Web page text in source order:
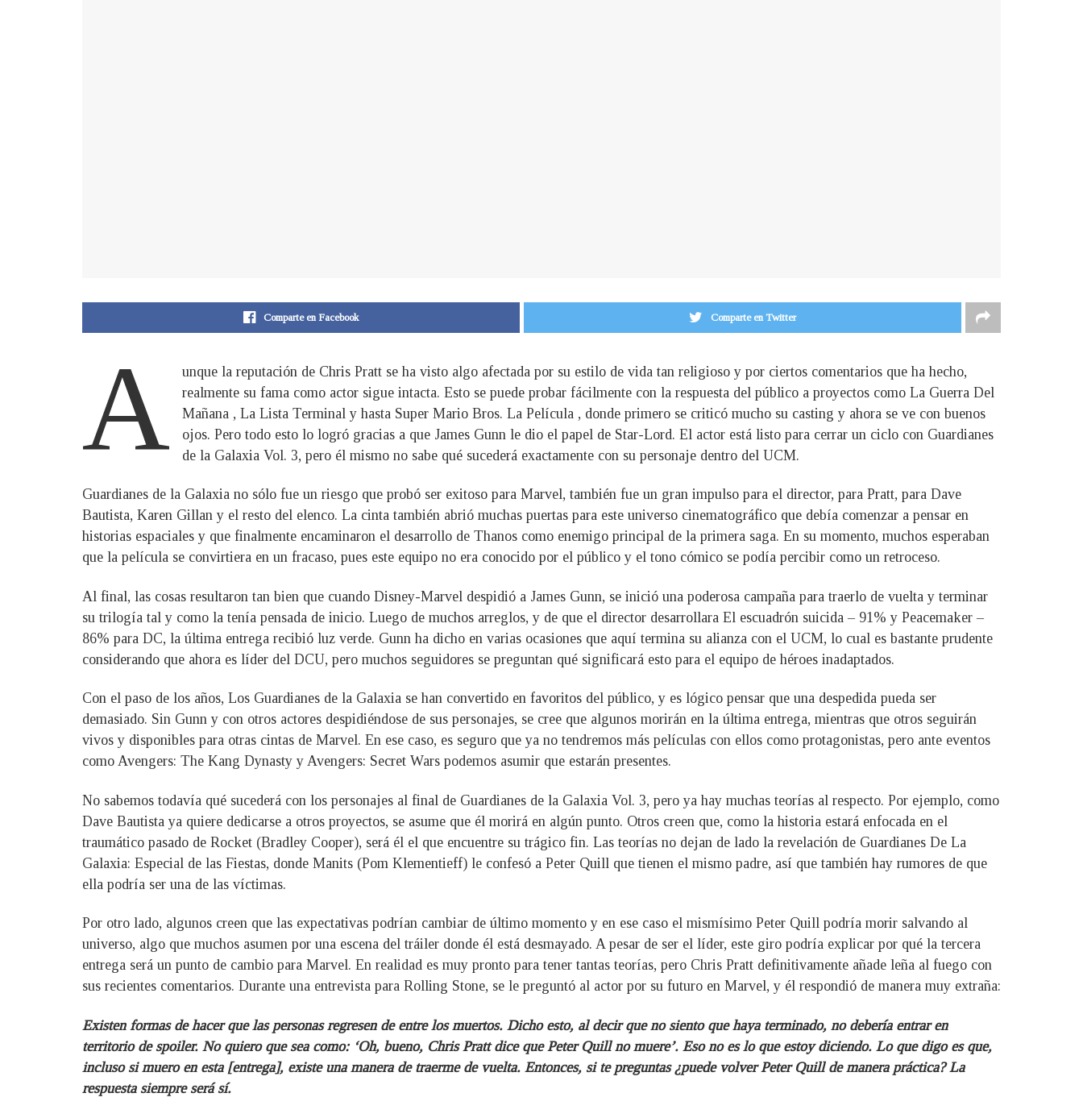
Comparte en Facebook Comparte en Twitter
A
unque la reputación de Chris Pratt se ha visto algo afectada por su estilo de vida tan religioso y por ciertos comentarios que ha hecho,
realmente su fama como actor sigue intacta. Esto se puede probar fácilmente con la respuesta del público a proyectos como La Guerra Del
Mañana , La Lista Terminal y hasta Super Mario Bros. La Película , donde primero se criticó mucho su casting y ahora se ve con buenos
ojos. Pero todo esto lo logró gracias a que James Gunn le dio el papel de Star-Lord. El actor está listo para cerrar un ciclo con Guardianes
de la Galaxia Vol. 3, pero él mismo no sabe qué sucederá exactamente con su personaje dentro del UCM.
Guardianes de la Galaxia no sólo fue un riesgo que probó ser exitoso para Marvel, también fue un gran impulso para el director, para Pratt, para Dave
Bautista, Karen Gillan y el resto del elenco. La cinta también abrió muchas puertas para este universo cinematográfico que debía comenzar a pensar en
historias espaciales y que finalmente encaminaron el desarrollo de Thanos como enemigo principal de la primera saga. En su momento, muchos esperaban
que la película se convirtiera en un fracaso, pues este equipo no era conocido por el público y el tono cómico se podía percibir como un retroceso.
Al final, las cosas resultaron tan bien que cuando Disney-Marvel despidió a James Gunn, se inició una poderosa campaña para traerlo de vuelta y terminar
su trilogía tal y como la tenía pensada de inicio. Luego de muchos arreglos, y de que el director desarrollara El escuadrón suicida – 91% y Peacemaker –
86% para DC, la última entrega recibió luz verde. Gunn ha dicho en varias ocasiones que aquí termina su alianza con el UCM, lo cual es bastante prudente
considerando que ahora es líder del DCU, pero muchos seguidores se preguntan qué significará esto para el equipo de héroes inadaptados.
Con el paso de los años, Los Guardianes de la Galaxia se han convertido en favoritos del público, y es lógico pensar que una despedida pueda ser
demasiado. Sin Gunn y con otros actores despidiéndose de sus personajes, se cree que algunos morirán en la última entrega, mientras que otros seguirán
vivos y disponibles para otras cintas de Marvel. En ese caso, es seguro que ya no tendremos más películas con ellos como protagonistas, pero ante eventos
como Avengers: The Kang Dynasty y Avengers: Secret Wars podemos asumir que estarán presentes.
No sabemos todavía qué sucederá con los personajes al final de Guardianes de la Galaxia Vol. 3, pero ya hay muchas teorías al respecto. Por ejemplo, como
Dave Bautista ya quiere dedicarse a otros proyectos, se asume que él morirá en algún punto. Otros creen que, como la historia estará enfocada en el
traumático pasado de Rocket (Bradley Cooper), será él el que encuentre su trágico fin. Las teorías no dejan de lado la revelación de Guardianes De La
Galaxia: Especial de las Fiestas, donde Manits (Pom Klementieff) le confesó a Peter Quill que tienen el mismo padre, así que también hay rumores de que
ella podría ser una de las víctimas.
Por otro lado, algunos creen que las expectativas podrían cambiar de último momento y en ese caso el mismísimo Peter Quill podría morir salvando al
universo, algo que muchos asumen por una escena del tráiler donde él está desmayado. A pesar de ser el líder, este giro podría explicar por qué la tercera
entrega será un punto de cambio para Marvel. En realidad es muy pronto para tener tantas teorías, pero Chris Pratt definitivamente añade leña al fuego con
sus recientes comentarios. Durante una entrevista para Rolling Stone, se le preguntó al actor por su futuro en Marvel, y él respondió de manera muy extraña:
Existen formas de hacer que las personas regresen de entre los muertos. Dicho esto, al decir que no siento que haya terminado, no debería entrar en
territorio de spoiler. No quiero que sea como: ‘Oh, bueno, Chris Pratt dice que Peter Quill no muere’. Eso no es lo que estoy diciendo. Lo que digo es que,
incluso si muero en esta [entrega], existe una manera de traerme de vuelta. Entonces, si te preguntas ¿puede volver Peter Quill de manera práctica? La
respuesta siempre será sí.